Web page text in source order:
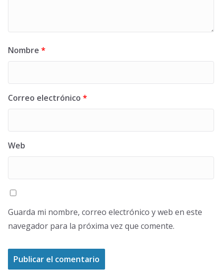
Nombre *
Correo electrónico *
Web
Guarda mi nombre, correo electrónico y web en este
navegador para la próxima vez que comente.